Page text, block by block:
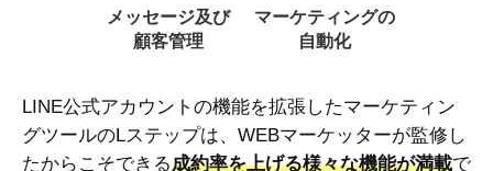
メッセージ及び
顧客管理
マーケティングの
自動化
LINE公式アカウントの機能を拡張したマーケティン
グツールのLステップは、WEBマーケッターが監修し
たからこそできる成約率を上げる様々な機能が満載で